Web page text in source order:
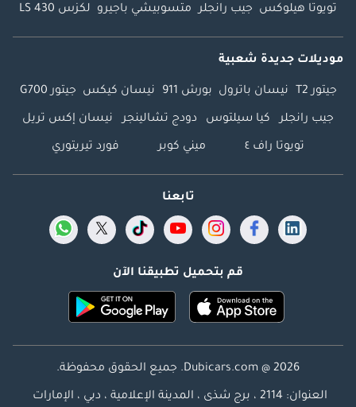
تويوتا هيلوكس جيب رانجلر متسوبيشي باجيرو لكزس LS 430
موديلات جديدة شعبية
جيتور T2 نيسان باترول بورش 911 نيسان كيكس جيتور G700
جيب رانجلر كيا سيلتوس دودج تشالينجر نيسان إكس تريل
تويوتا راف ٤ ميني كوبر فورد تيريتوري
تابعنا
قم بتحميل تطبيقنا الآن
Dubicars.com @ 2026. جميع الحقوق محفوظة.
العنوان: 2114 ، برج شذى ، المدينة الإعلامية ، دبي ، الإمارات